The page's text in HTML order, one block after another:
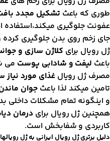
که باعثتشکیل مجدد
جلوگیری میکند،استفاده
زخم روی بدن جلوگیری
رویال برای کلاژن سازی و
لیفت و شادابی پوستمی
ژل رویالغذای مورد نیاز
میکند لذا باعثجوان
اینگونه تمام مشکلات داخلی
ژل رویال برایدرمان
و شفابخش است.
برتری ژل رویال ایرانی به ژل